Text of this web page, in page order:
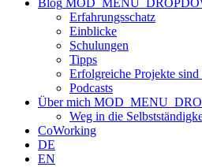
Blog
Erfahrungsschatz
Einblicke
Schulungen
Tipps
Erfolgreiche Projekte
Podcasts
Über mich
Weg in die
CoWorking
DE
EN